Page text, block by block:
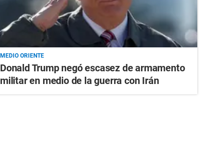
MEDIO ORIENTE
Donald Trump negó escasez de armamento
militar en medio de la guerra con Irán